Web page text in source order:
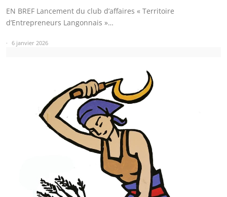
EN BREF Lancement du club d’affaires « Territoire
d’Entrepreneurs Langonnais »…
6 janvier 2026